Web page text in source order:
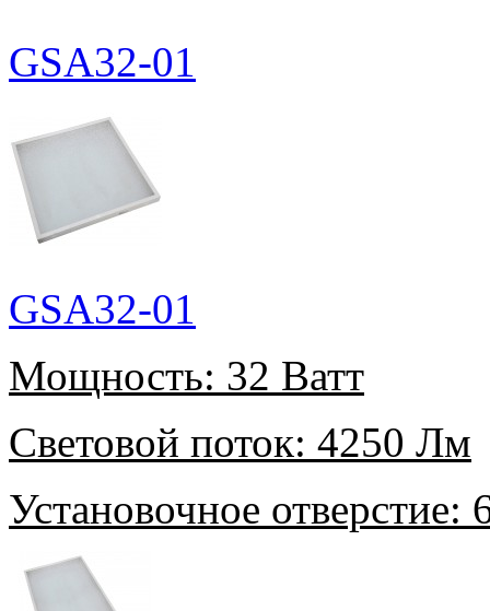
GSA32-01
GSA32-01
Мощность: 32 Ватт
Световой поток: 4250 Лм
Установочное отверстие: